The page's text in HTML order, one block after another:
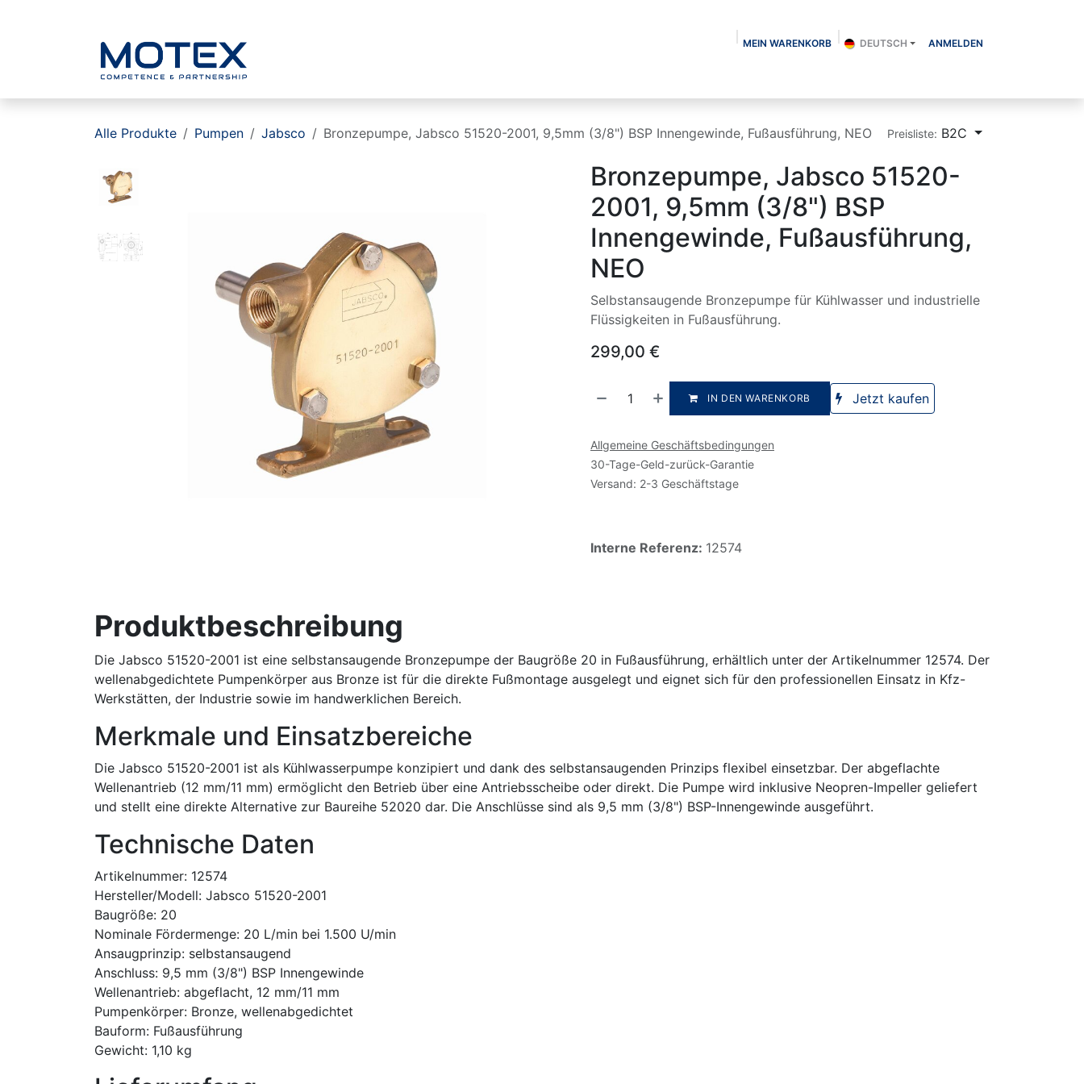
MEIN WARENKORB DEUTSCH ANMELDEN
Alle Produkte Pumpen Jabsco Bronzepumpe, Jabsco 51520-2001, 9,5mm (3/8") BSP Innengewinde, Fußausführung, NEO Preisliste: B2C
Bronzepumpe, Jabsco 51520-
2001, 9,5mm (3/8") BSP
Innengewinde, Fußausführung,
NEO
Selbstansaugende Bronzepumpe für Kühlwasser und industrielle
Flüssigkeiten in Fußausführung.
299,00 €
IN DEN WARENKORB Jetzt kaufen
Allgemeine Geschäftsbedingungen
30-Tage-Geld-zurück-Garantie
Versand: 2-3 Geschäftstage
Interne Referenz: 12574
Produktbeschreibung
Die Jabsco 51520-2001 ist eine selbstansaugende Bronzepumpe der Baugröße 20 in Fußausführung, erhältlich unter der Artikelnummer 12574. Der
wellenabgedichtete Pumpenkörper aus Bronze ist für die direkte Fußmontage ausgelegt und eignet sich für den professionellen Einsatz in Kfz-
Werkstätten, der Industrie sowie im handwerklichen Bereich.
Merkmale und Einsatzbereiche
Die Jabsco 51520-2001 ist als Kühlwasserpumpe konzipiert und dank des selbstansaugenden Prinzips flexibel einsetzbar. Der abgeflachte
Wellenantrieb (12 mm/11 mm) ermöglicht den Betrieb über eine Antriebsscheibe oder direkt. Die Pumpe wird inklusive Neopren-Impeller geliefert
und stellt eine direkte Alternative zur Baureihe 52020 dar. Die Anschlüsse sind als 9,5 mm (3/8") BSP-Innengewinde ausgeführt.
Technische Daten
Artikelnummer: 12574
Hersteller/Modell: Jabsco 51520-2001
Baugröße: 20
Nominale Fördermenge: 20 L/min bei 1.500 U/min
Ansaugprinzip: selbstansaugend
Anschluss: 9,5 mm (3/8") BSP Innengewinde
Wellenantrieb: abgeflacht, 12 mm/11 mm
Pumpenkörper: Bronze, wellenabgedichtet
Bauform: Fußausführung
Gewicht: 1,10 kg